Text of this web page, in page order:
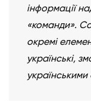
інформації
«команди».
окремі
українські,